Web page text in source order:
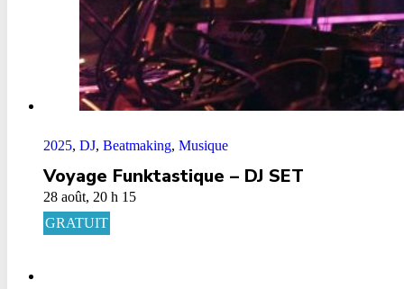
2025, DJ, Beatmaking, Musique
Voyage Funktastique – DJ SET
28 août, 20 h 15
GRATUIT